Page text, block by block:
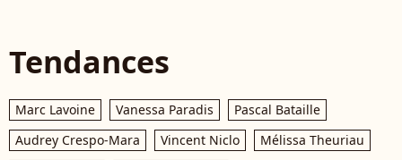
Tendances
Marc Lavoine Vanessa Paradis
Pascal Bataille
Audrey Crespo-Mara
Vincent Niclo
Mélissa Theuriau